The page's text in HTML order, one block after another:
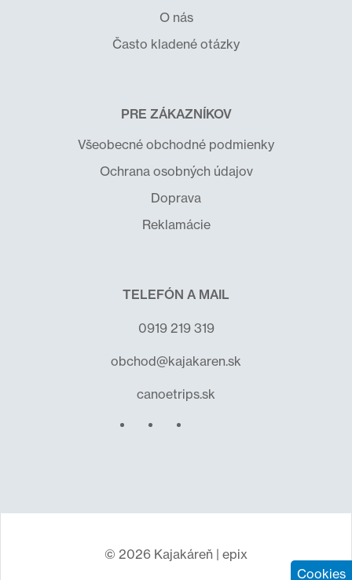
Cookies
O nás
Často kladené otázky
PRE ZÁKAZNÍKOV
Všeobecné obchodné podmienky
Ochrana osobných údajov
Doprava
Reklamácie
TELEFÓN A MAIL
0919 219 319
obchod@kajakaren.sk
canoetrips.sk
© 2026 Kajakáreň | epix